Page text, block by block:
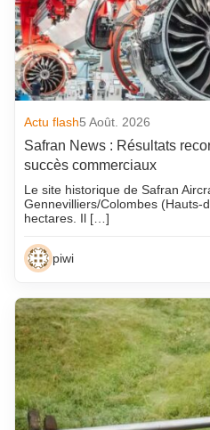
Actu flash5 Août. 2026
Safran News : Résultats
succès commerciaux
Le site historique de Safran
Gennevilliers/Colombes (Hauts-
hectares. Il […]
piwi